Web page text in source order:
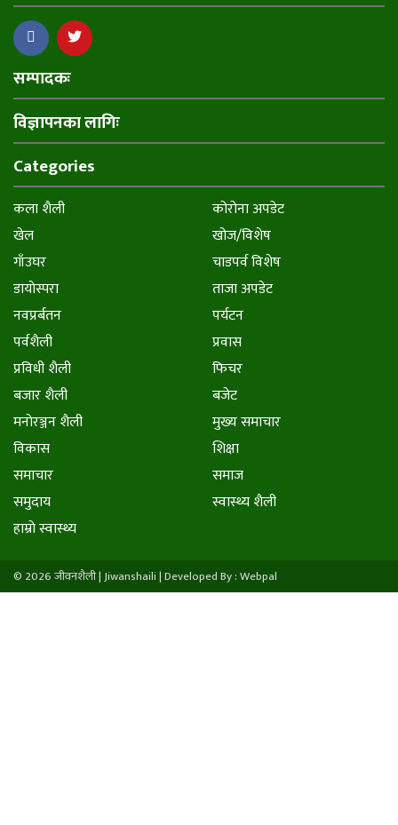
सम्पादकः
विज्ञापनका लागिः
Categories
कला शैली
कोरोना अपडेट
खेल
खोज/विशेष
गाँउघर
चाडपर्व विशेष
डायाेस्परा
ताजा अपडेट
नवप्रर्बतन
पर्यटन
पर्वशैली
प्रवास
प्रविधी शैली
फिचर
बजार शैली
बजेट
मनाेरञ्जन शैली
मुख्य समाचार
विकास
शिक्षा
समाचार
समाज
समुदाय
स्वास्थ्य शैली
हाम्राे स्वास्थ्य
© 2026 जीवनशैली | Jiwanshaili |Developed By : Webpal